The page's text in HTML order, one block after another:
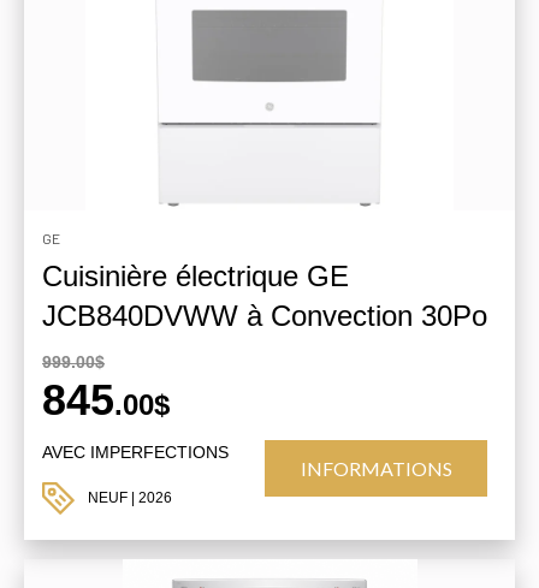
GE
Cuisinière électrique GE
JCB840DVWW à Convection 30Po
999.00$
845.00$
AVEC IMPERFECTIONS
NEUF | 2026
INFORMATIONS